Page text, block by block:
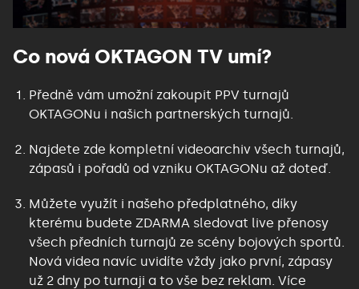
Co nová OKTAGON TV umí?
Předně vám umožní zakoupit PPV turnajů
OKTAGONu i našich partnerských turnajů.
Najdete zde kompletní videoarchiv všech turnajů,
zápasů i pořadů od vzniku OKTAGONu až doteď.
Můžete využít i našeho předplatného, díky
kterému budete ZDARMA sledovat live přenosy
všech předních turnajů ze scény bojových sportů.
Nová videa navíc uvidíte vždy jako první, zápasy
už 2 dny po turnaji a to vše bez reklam. Více